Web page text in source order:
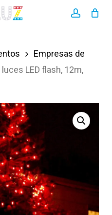
Empresas de
LED flash, 12m,